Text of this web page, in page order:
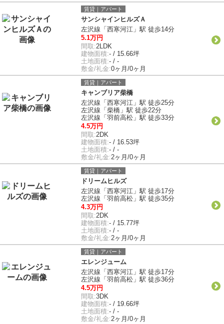
賃貸｜アパート
サンシャインヒルズＡ
左沢線「西寒河江」駅 徒歩14分
5.1万円
間取:2LDK
建物面積:- / 15.66坪
土地面積:- / -
敷金/礼金:0ヶ月/0ヶ月
賃貸｜アパート
キャンブリア柴橋
左沢線「西寒河江」駅 徒歩25分
左沢線「柴橋」駅 徒歩22分
左沢線「羽前高松」駅 徒歩33分
4.5万円
間取:2DK
建物面積:- / 16.53坪
土地面積:- / -
敷金/礼金:2ヶ月/0ヶ月
賃貸｜アパート
ドリームヒルズ
左沢線「西寒河江」駅 徒歩17分
左沢線「羽前高松」駅 徒歩35分
4.3万円
間取:2DK
建物面積:- / 15.77坪
土地面積:- / -
敷金/礼金:2ヶ月/0ヶ月
賃貸｜アパート
エレンジューム
左沢線「西寒河江」駅 徒歩17分
左沢線「羽前高松」駅 徒歩36分
4.5万円
間取:3DK
建物面積:- / 19.66坪
土地面積:- / -
敷金/礼金:2ヶ月/0ヶ月